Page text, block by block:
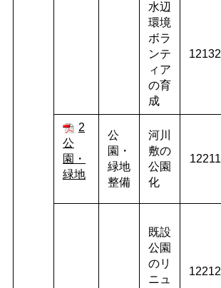
水辺
環境
ボラ
ンテ
ィア
の育
成
12132
2
公
園・
緑地
公
園・
緑地
整備
河川
敷の
公園
化
12211
既設
公園
のリ
ニュ
12212